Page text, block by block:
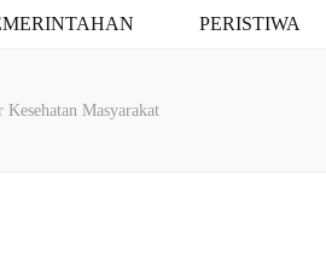
PERISTIWA
Masyarakat